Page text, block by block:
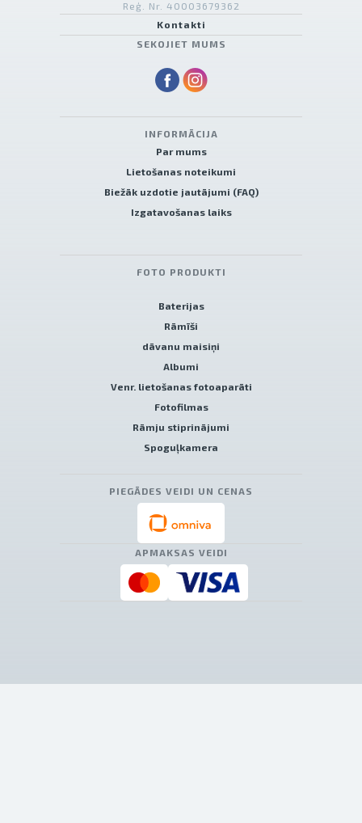
Reģ. Nr. 40003679362
Kontakti
SEKOJIET MUMS
INFORMĀCIJA
Par mums
Lietošanas noteikumi
Biežāk uzdotie jautājumi (FAQ)
Izgatavošanas laiks
FOTO PRODUKTI
Baterijas
Rāmīši
dāvanu maisiņi
Albumi
Venr. lietošanas fotoaparāti
Fotofilmas
Rāmju stiprinājumi
Spoguļkamera
PIEGĀDES VEIDI UN CENAS
APMAKSAS VEIDI